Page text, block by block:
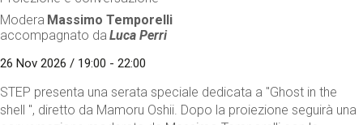
Modera Massimo Temporelli
accompagnato da Luca Perri
26 Nov 2026 / 19:00 - 22:00
STEP presenta una serata speciale dedicata a "Ghost in the
shell ", diretto da Mamoru Oshii. Dopo la proiezione seguirà una